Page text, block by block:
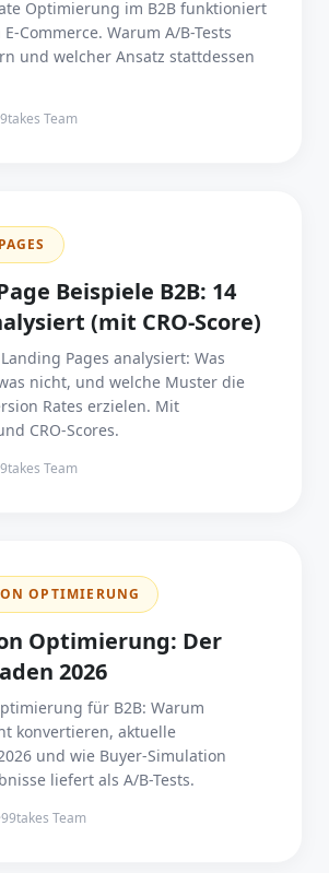
Optimierung im B2B funktioniert
Commerce. Warum A/B-Tests
und welcher Ansatz stattdessen
Team
Beispiele B2B: 14
(mit CRO-Score)
Pages analysiert: Was
nicht, und welche Muster die
Rates erzielen. Mit
CRO-Scores.
Team
OPTIMIERUNG
Optimierung: Der
2026
für B2B: Warum
konvertieren, aktuelle
und wie Buyer-Simulation
liefert als A/B-Tests.
99takes Team